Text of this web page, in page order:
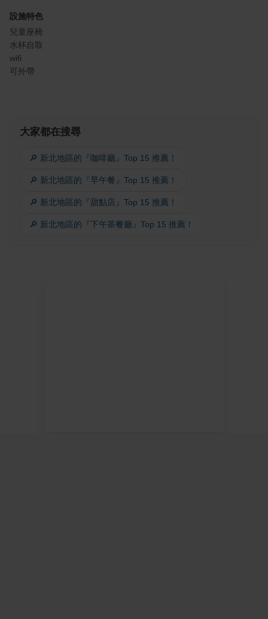
設施特色
兒童座椅
水杯自取
wifi
可外帶
大家都在搜尋
🔎 新北地區的『咖啡廳』Top 15 推薦！
🔎 新北地區的『早午餐』Top 15 推薦！
🔎 新北地區的『甜點店』Top 15 推薦！
🔎 新北地區的『下午茶餐廳』Top 15 推薦！